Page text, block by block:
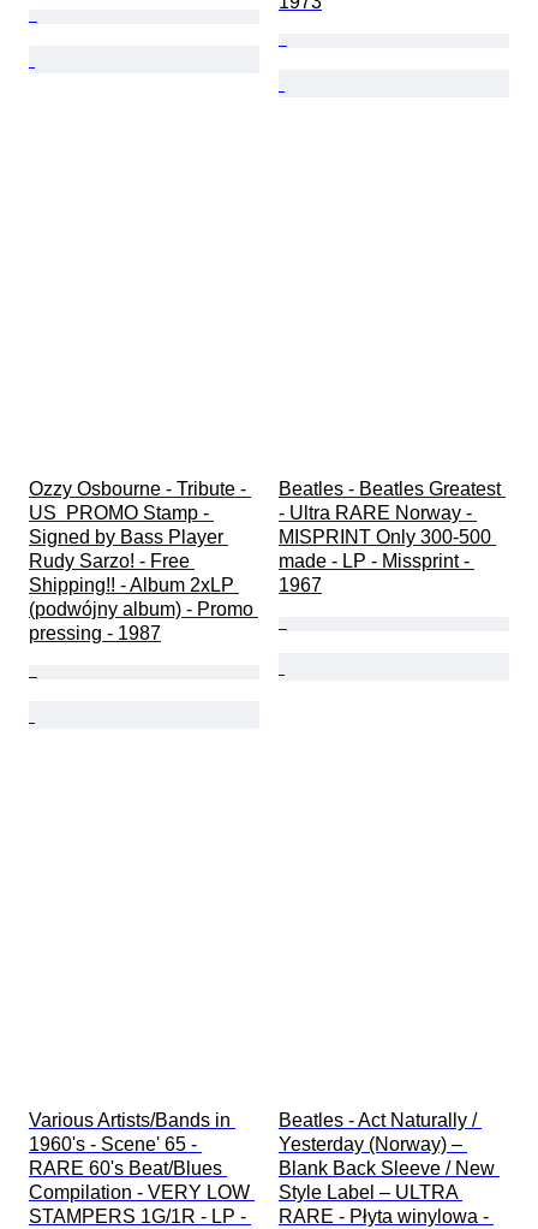
Ozzy Osbourne - Tribute -
US  PROMO Stamp -
Signed by Bass Player
Rudy Sarzo! - Free
Shipping!! - Album 2xLP
(podwójny album) - Promo
pressing - 1987
Beatles - Beatles Greatest
- Ultra RARE Norway -
MISPRINT Only 300-500
made - LP - Missprint -
1967
Various Artists/Bands in
1960's - Scene' 65 -
RARE 60's Beat/Blues
Compilation - VERY LOW
STAMPERS 1G/1R - LP -
Beatles - Act Naturally /
Yesterday (Norway) –
Blank Back Sleeve / New
Style Label – ULTRA
RARE - Płyta winylowa -